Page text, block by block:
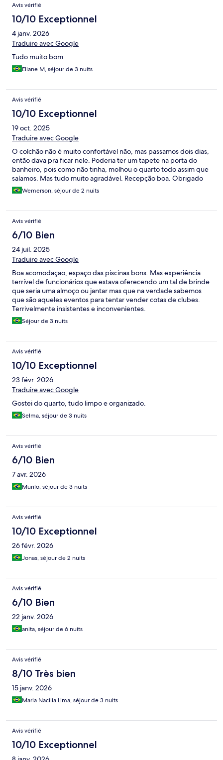
Avis vérifié
10/10 Exceptionnel
4 janv. 2026
Traduire avec Google
Tudo muito bom
Eliane M, séjour de 3 nuits
Avis vérifié
10/10 Exceptionnel
19 oct. 2025
Traduire avec Google
O colchão não é muito confortável não, mas passamos dois dias,
então dava pra ficar nele. Poderia ter um tapete na porta do
banheiro, pois como não tinha, molhou o quarto todo assim que
saíamos. Mas tudo muito agradável. Recepção boa. Obrigado
Wemerson, séjour de 2 nuits
Avis vérifié
6/10 Bien
24 juil. 2025
Traduire avec Google
Boa acomodaçao, espaço das piscinas bons. Mas experiência
terrível de funcionários que estava oferecendo um tal de brinde
que seria uma almoço ou jantar mas que na verdade sabemos
que são aqueles eventos para tentar vender cotas de clubes.
Terrivelmente insistentes e inconvenientes.
Séjour de 3 nuits
Avis vérifié
10/10 Exceptionnel
23 févr. 2026
Traduire avec Google
Gostei do quarto, tudo limpo e organizado.
Selma, séjour de 3 nuits
Avis vérifié
6/10 Bien
7 avr. 2026
Murilo, séjour de 3 nuits
Avis vérifié
10/10 Exceptionnel
26 févr. 2026
Jonas, séjour de 2 nuits
Avis vérifié
6/10 Bien
22 janv. 2026
anita, séjour de 6 nuits
Avis vérifié
8/10 Très bien
15 janv. 2026
Maria Nacilia Lima, séjour de 3 nuits
Avis vérifié
10/10 Exceptionnel